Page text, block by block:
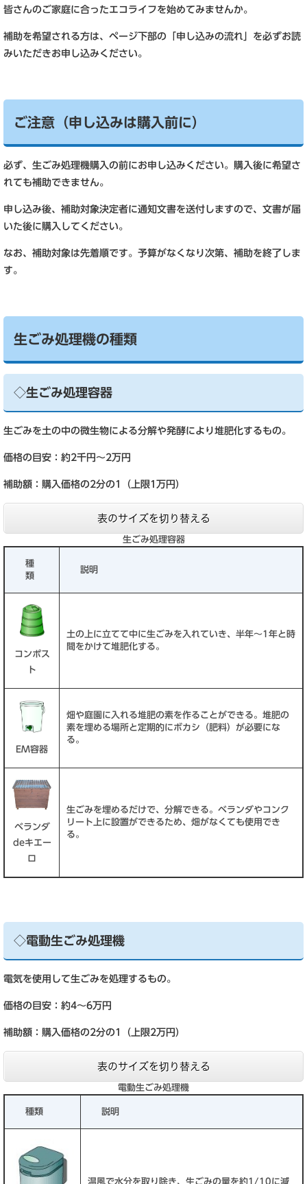
皆さんのご家庭に合ったエコライフを始めてみませんか。
補助を希望される方は、ページ下部の「申し込みの流れ」を必ずお読
みいただきお申し込みください。
ご注意（申し込みは購入前に）
必ず、生ごみ処理機購入の前にお申し込みください。購入後に希望さ
れても補助できません。
申し込み後、補助対象決定者に通知文書を送付しますので、文書が届
いた後に購入してください。
なお、補助対象は先着順です。予算がなくなり次第、補助を終了しま
す。
生ごみ処理機の種類
◇生ごみ処理容器
生ごみを土の中の微生物による分解や発酵により堆肥化するもの。
価格の目安：約2千円～2万円
補助額：購入価格の2分の1（上限1万円）
表のサイズを切り替える
生ごみ処理容器
種
類
説明
コンポス
ト
土の上に立てて中に生ごみを入れていき、半年～1年と時
間をかけて堆肥化する。
EM容器
畑や庭園に入れる堆肥の素を作ることができる。堆肥の
素を埋める場所と定期的にボカシ（肥料）が必要にな
る。
ベランダ
deキエー
ロ
生ごみを埋めるだけで、分解できる。ベランダやコンク
リート上に設置ができるため、畑がなくても使用でき
る。
◇電動生ごみ処理機
電気を使用して生ごみを処理するもの。
価格の目安：約4～6万円
補助額：購入価格の2分の1（上限2万円）
表のサイズを切り替える
電動生ごみ処理機
種類 説明
温風で水分を取り除き、生ごみの量を約1/10に減